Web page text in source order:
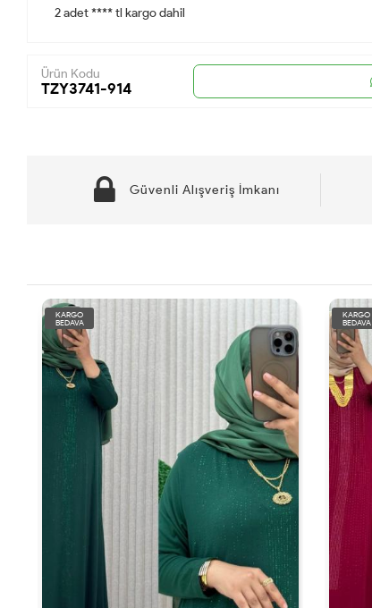
2 adet **** tl kargo dahil
Ürün Kodu
TZY3741-914
Güvenli Alışveriş İmkanı
KARGO
BEDAVA
KARGO
BEDAVA